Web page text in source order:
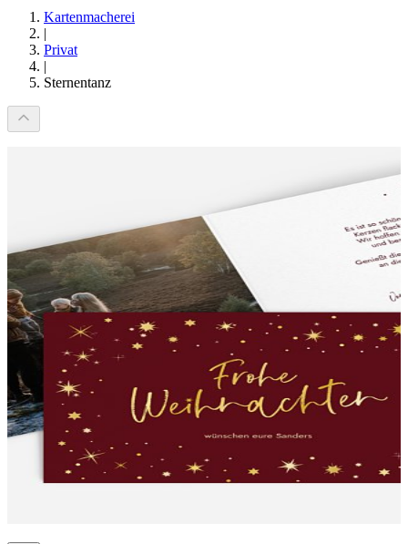
Kartenmacherei
|
Privat
|
Sternentanz